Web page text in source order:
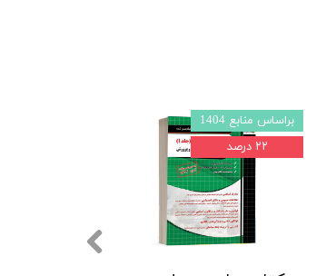
براساس منابع 1404
۲۲ درصد